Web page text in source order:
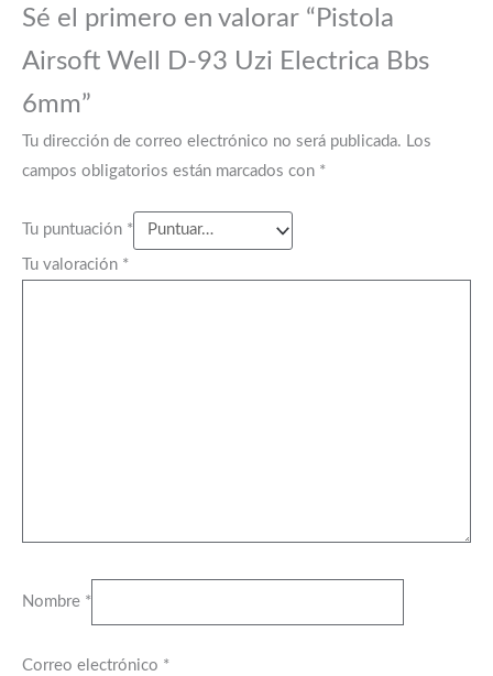
Sé el primero en valorar “Pistola
Airsoft Well D-93 Uzi Electrica Bbs
6mm”
Tu dirección de correo electrónico no será publicada. Los
campos obligatorios están marcados con *
Tu puntuación *
Tu valoración *
Nombre *
Correo electrónico *